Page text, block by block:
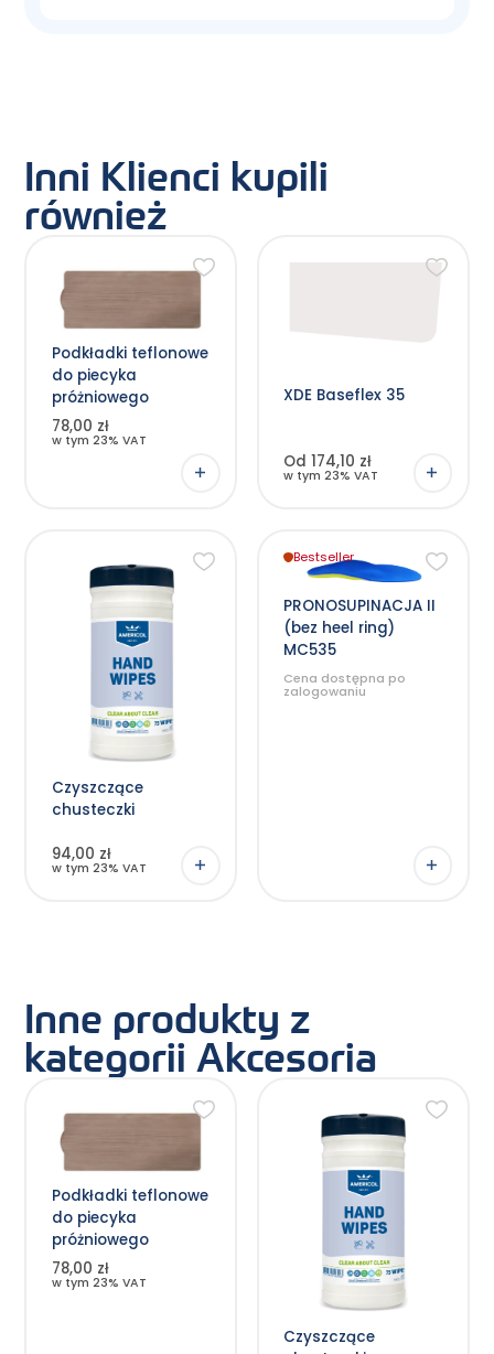
Inni Klienci kupili
również
Podkładki teflonowe
do piecyka
próżniowego
78,00 zł
w tym 23% VAT
XDE Baseflex 35
Od 174,10 zł
w tym 23% VAT
stronie
Czyszczące
chusteczki
94,00 zł
w tym 23% VAT
PRONOSUPINACJA II
(bez heel ring)
MC535
Cena dostępna po
zalogowaniu
Ten
produkt
wiele
wariantów.
Opcje
można
wybrać
na
stronie
produktu
Bestseller
Inne produkty z
kategorii Akcesoria
Podkładki teflonowe
do piecyka
próżniowego
78,00 zł
w tym 23% VAT
Czyszczące